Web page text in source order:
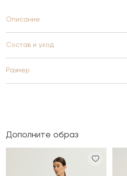
Описание
Состав и уход
Размер
Дополните образ